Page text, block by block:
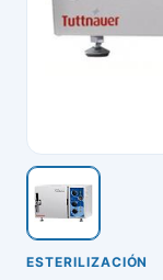
ESTERILIZACIÓN